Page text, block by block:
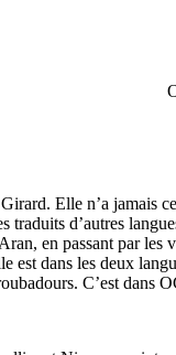
Elle n’a jamais
traduits d’autres
en passant par les
est dans les deux
C’est dans